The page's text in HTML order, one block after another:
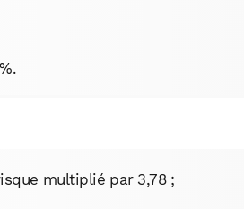
multiplié par 3,78 ;